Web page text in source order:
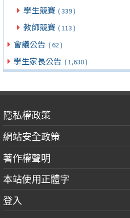
學生競賽 ( 339 )
教師競賽 ( 113 )
會議公告 ( 62 )
學生家長公告 ( 1,630 )
隱私權政策
網站安全政策
著作權聲明
本站使用正體字
登入